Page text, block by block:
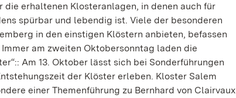
erhaltenen Klosteranlagen, in denen auch für
spürbar und lebendig ist. Viele der besonderen
in den einstigen Klöstern anbieten, befassen
am zweiten Oktobersonntag laden die
Am 13. Oktober lässt sich bei Sonderführungen
der Klöster erleben. Kloster Salem
einer Themenführung zu Bernhard von Clairvaux